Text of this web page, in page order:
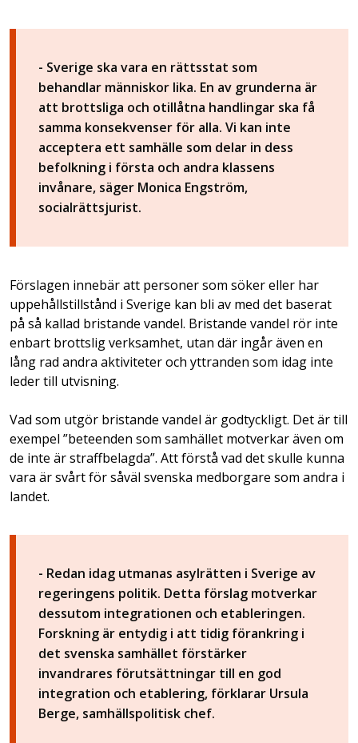
- Sverige ska vara en rättsstat som
behandlar människor lika. En av grunderna är
att brottsliga och otillåtna handlingar ska få
samma konsekvenser för alla. Vi kan inte
acceptera ett samhälle som delar in dess
befolkning i första och andra klassens
invånare, säger Monica Engström,
socialrättsjurist.
Förslagen innebär att personer som söker eller har
uppehållstillstånd i Sverige kan bli av med det baserat
på så kallad bristande vandel. Bristande vandel rör inte
enbart brottslig verksamhet, utan där ingår även en
lång rad andra aktiviteter och yttranden som idag inte
leder till utvisning.
Vad som utgör bristande vandel är godtyckligt. Det är till
exempel ”beteenden som samhället motverkar även om
de inte är straffbelagda”. Att förstå vad det skulle kunna
vara är svårt för såväl svenska medborgare som andra i
landet.
- Redan idag utmanas asylrätten i Sverige av
regeringens politik. Detta förslag motverkar
dessutom integrationen och etableringen.
Forskning är entydig i att tidig förankring i
det svenska samhället förstärker
invandrares förutsättningar till en god
integration och etablering, förklarar Ursula
Berge, samhällspolitisk chef.